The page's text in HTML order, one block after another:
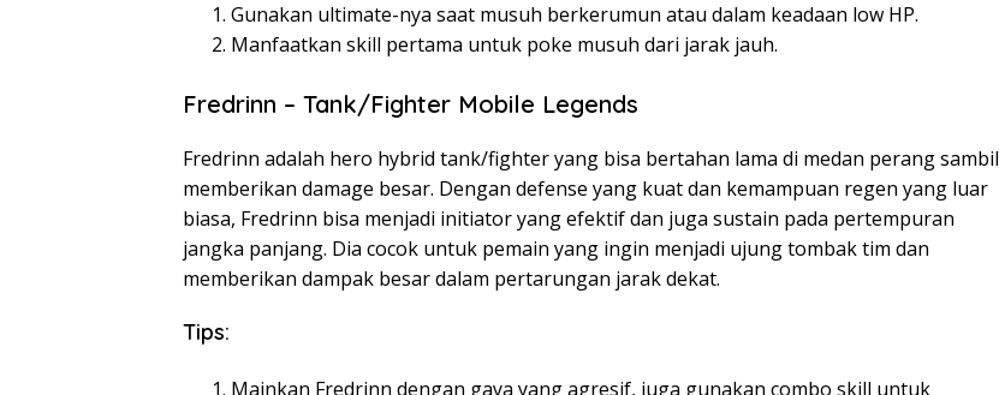
Gunakan ultimate-nya saat musuh berkerumun atau dalam keadaan low HP.
Manfaatkan skill pertama untuk poke musuh dari jarak jauh.
Fredrinn – Tank/Fighter Mobile Legends
Fredrinn adalah hero hybrid tank/fighter yang bisa bertahan lama di medan perang sambil
memberikan damage besar. Dengan defense yang kuat dan kemampuan regen yang luar
biasa, Fredrinn bisa menjadi initiator yang efektif dan juga sustain pada pertempuran
jangka panjang. Dia cocok untuk pemain yang ingin menjadi ujung tombak tim dan
memberikan dampak besar dalam pertarungan jarak dekat.
Tips:
Mainkan Fredrinn dengan gaya yang agresif, juga gunakan combo skill untuk